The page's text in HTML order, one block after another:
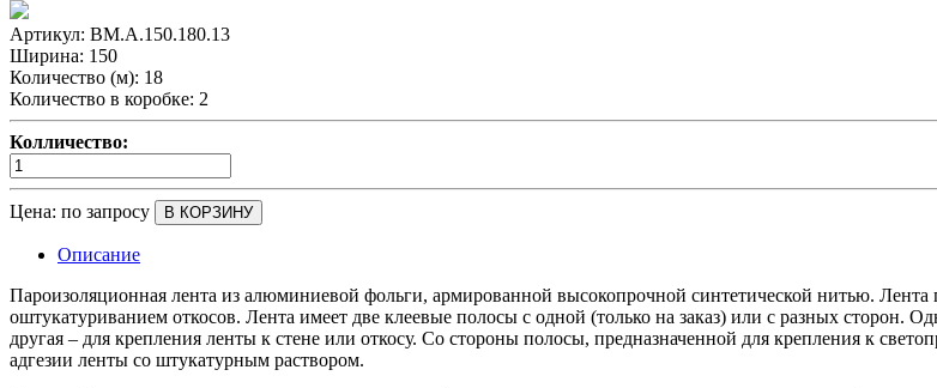
Артикул: ВМ.А.150.180.13
Ширина: 150
Количество (м): 18
Количество в коробке: 2
Колличество:
Цена: по запросу В КОРЗИНУ
Описание
Пароизоляционная лента из алюминиевой фольги, армированной высокопрочной синтетической нитью.
оштукатуриванием откосов. Лента имеет две клеевые полосы с одной (только на заказ) или с разных сторон.
другая – для крепления ленты к стене или откосу. Со стороны полосы, предназначенной для крепления к
адгезии ленты со штукатурным раствором.